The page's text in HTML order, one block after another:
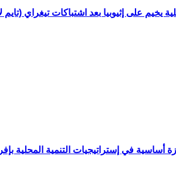
أساسية في إستراتيجيات التنمية المحلية
يخيم على إثيوبيا بعد اشتباكات تيغراي (تايم